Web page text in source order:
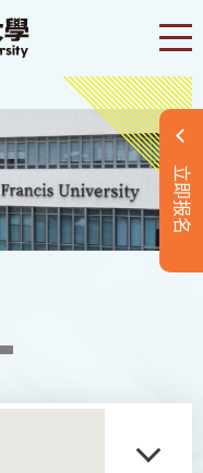
立即报名